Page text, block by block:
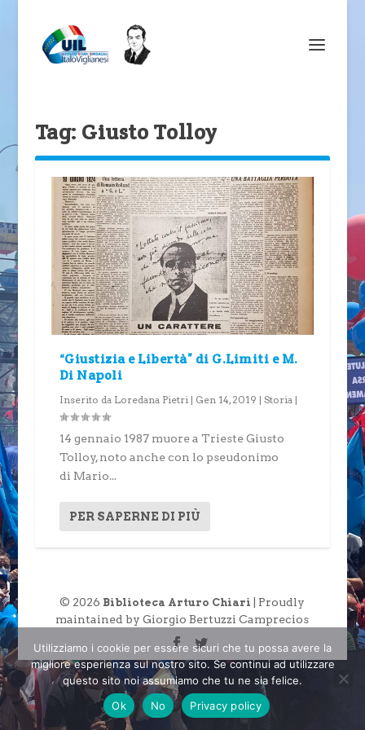
Tag: Giusto Tolloy
“Giustizia e Libertà” di G.Limiti e M.
Di Napoli
Inserito da Loredana Pietri | Gen 14, 2019 | Storia |
14 gennaio 1987 muore a Trieste Giusto
Tolloy, noto anche con lo pseudonimo
di Mario...
PER SAPERNE DI PIÙ
© 2026 Biblioteca Arturo Chiari
| Proudly
maintained by Giorgio Bertuzzi Camprecios
Utilizziamo i cookie per essere sicuri che tu possa avere la
migliore esperienza sul nostro sito. Se continui ad utilizzare
questo sito noi assumiamo che tu ne sia felice.
Ok
No Privacy policy